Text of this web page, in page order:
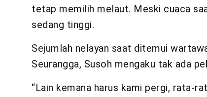
tetap memilih melaut. Meski cuaca
sedang tinggi.
Sejumlah nelayan saat ditemui
Seurangga, Susoh mengaku tak ada
“Lain kemana harus kami pergi, rata-